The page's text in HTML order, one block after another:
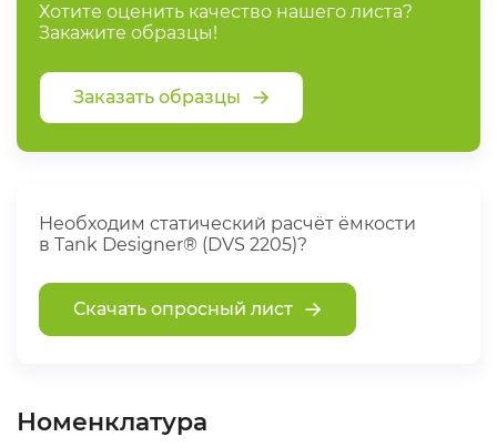
Хотите оценить качество нашего листа?
Закажите образцы!
Заказать образцы
Необходим статический расчёт ёмкости
в Tank Designer® (DVS 2205)?
Скачать опросный лист
Номенклатура